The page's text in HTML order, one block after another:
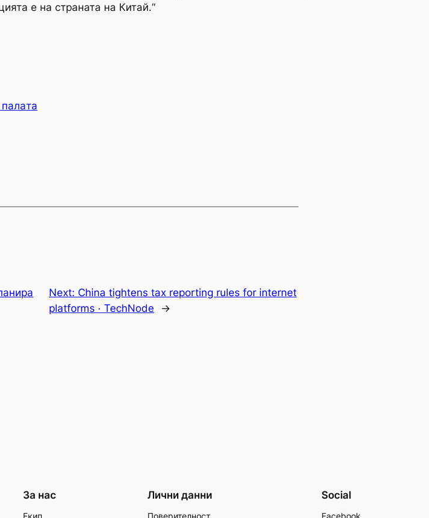
е на страната на Китай.“
Next: China tightens tax reporting rules for internet
platforms · TechNode
→
За нас
Екип
Лични данни
Поверителност
Social
Facebook